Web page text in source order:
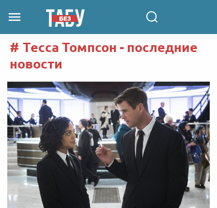
Тесса Томпсон - последние
новости